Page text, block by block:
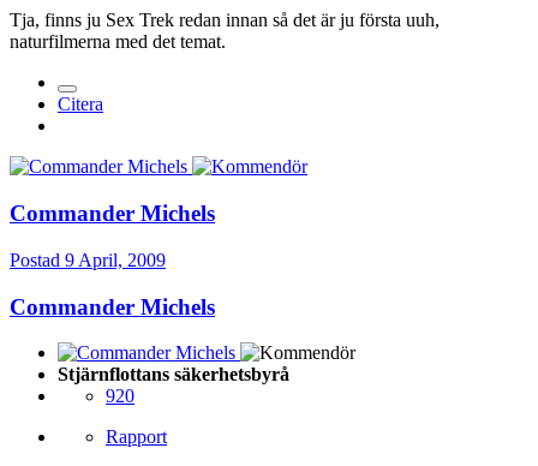
Tja, finns ju Sex Trek redan innan så det är ju första uuh,
naturfilmerna med det temat.
Citera
Commander Michels
Postad 9 April, 2009
Commander Michels
Stjärnflottans säkerhetsbyrå
920
Rapport